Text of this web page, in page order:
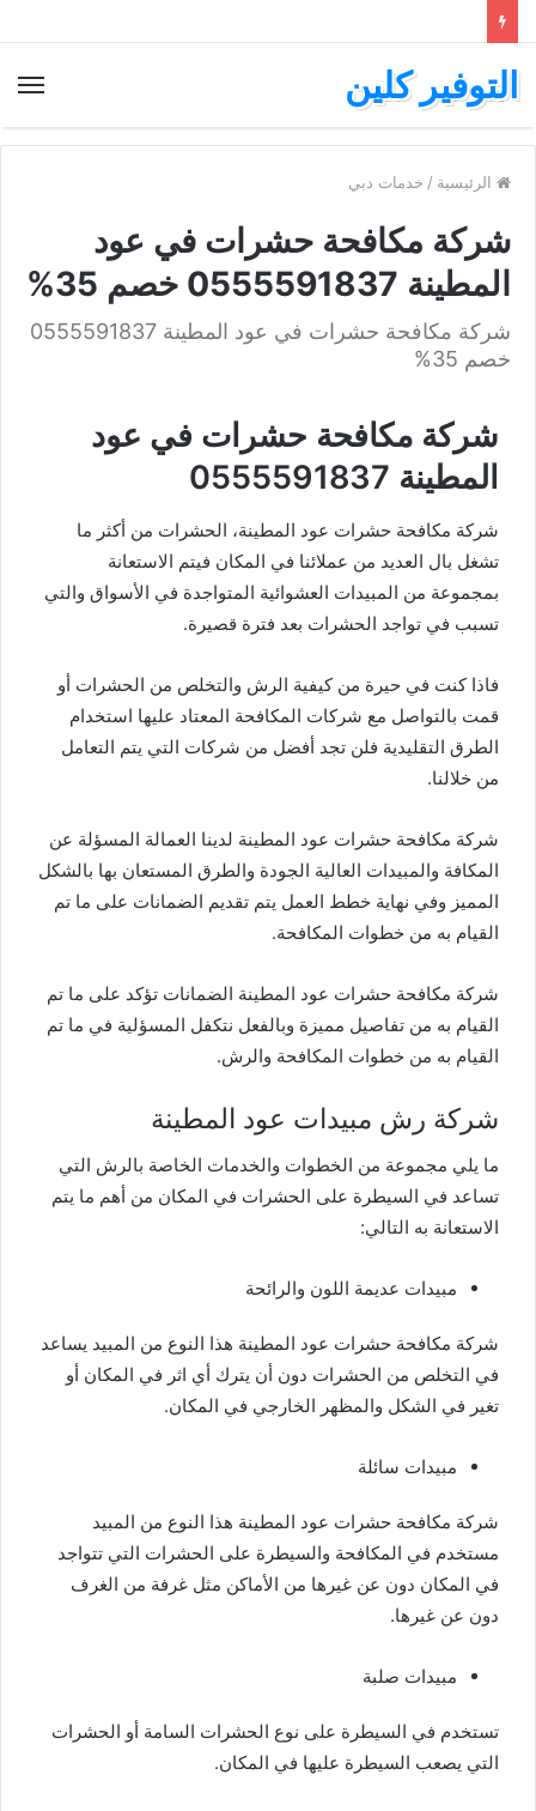
التوفير كلين
الرئيسية / خدمات دبي
شركة مكافحة حشرات في عود
المطينة 0555591837 خصم 35%
شركة مكافحة حشرات في عود المطينة 0555591837
خصم 35%
شركة مكافحة حشرات في عود
المطينة 0555591837
شركة مكافحة حشرات عود المطينة، الحشرات من أكثر ما
تشغل بال العديد من عملائنا في المكان فيتم الاستعانة
بمجموعة من المبيدات العشوائية المتواجدة في الأسواق والتي
تسبب في تواجد الحشرات بعد فترة قصيرة.
فاذا كنت في حيرة من كيفية الرش والتخلص من الحشرات أو
قمت بالتواصل مع شركات المكافحة المعتاد عليها استخدام
الطرق التقليدية فلن تجد أفضل من شركات التي يتم التعامل
من خلالنا.
شركة مكافحة حشرات عود المطينة لدينا العمالة المسؤلة عن
المكافة والمبيدات العالية الجودة والطرق المستعان بها بالشكل
المميز وفي نهاية خطط العمل يتم تقديم الضمانات على ما تم
القيام به من خطوات المكافحة.
شركة مكافحة حشرات عود المطينة الضمانات تؤكد على ما تم
القيام به من تفاصيل مميزة وبالفعل نتكفل المسؤلية في ما تم
القيام به من خطوات المكافحة والرش.
شركة رش مبيدات عود المطينة
ما يلي مجموعة من الخطوات والخدمات الخاصة بالرش التي
تساعد في السيطرة على الحشرات في المكان من أهم ما يتم
الاستعانة به التالي:
مبيدات عديمة اللون والرائحة
شركة مكافحة حشرات عود المطينة هذا النوع من المبيد يساعد
في التخلص من الحشرات دون أن يترك أي اثر في المكان أو
تغير في الشكل والمظهر الخارجي في المكان.
مبيدات سائلة
شركة مكافحة حشرات عود المطينة هذا النوع من المبيد
مستخدم في المكافحة والسيطرة على الحشرات التي تتواجد
في المكان دون عن غيرها من الأماكن مثل غرفة من الغرف
دون عن غيرها.
مبيدات صلبة
تستخدم في السيطرة على نوع الحشرات السامة أو الحشرات
التي يصعب السيطرة عليها في المكان.